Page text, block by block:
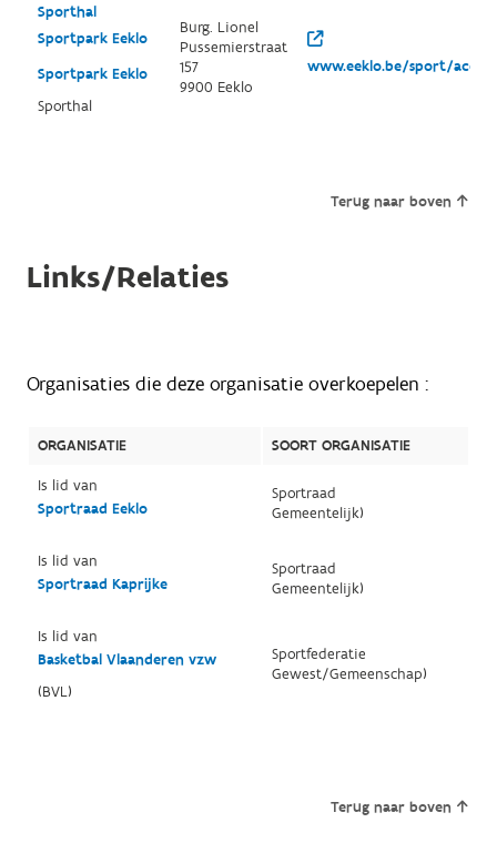
Sporthal
Sportpark Eeklo
Sportpark Eeklo
Sporthal
Burg. Lionel
Pussemierstraat
157
9900 Eeklo
www.eeklo.be/sport/
Terug naar boven
Links/Relaties
Organisaties die deze organisatie overkoepelen :
ORGANISATIE
SOORT ORGANISATIE
Is lid van
Sportraad Eeklo
Sportraad
Gemeentelijk)
Is lid van
Sportraad Kaprijke
Sportraad
Gemeentelijk)
Is lid van
Basketbal Vlaanderen vzw
(BVL)
Sportfederatie
Gewest/Gemeenschap)
Terug naar boven